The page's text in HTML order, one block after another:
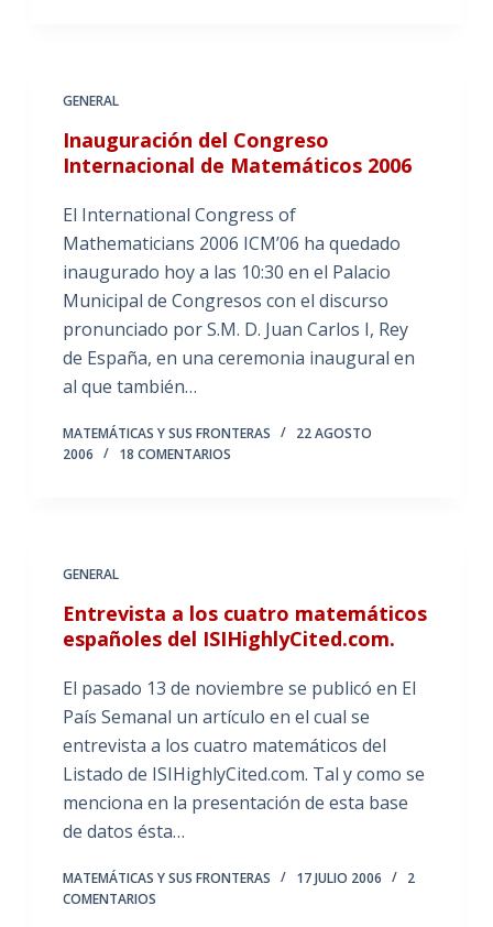
GENERAL
Inauguración del Congreso
Internacional de Matemáticos 2006
El International Congress of
Mathematicians 2006 ICM’06 ha quedado
inaugurado hoy a las 10:30 en el Palacio
Municipal de Congresos con el discurso
pronunciado por S.M. D. Juan Carlos I, Rey
de España, en una ceremonia inaugural en
al que también…
MATEMÁTICAS Y SUS FRONTERAS
22 AGOSTO
2006
18 COMENTARIOS
GENERAL
Entrevista a los cuatro matemáticos
españoles del ISIHighlyCited.com.
El pasado 13 de noviembre se publicó en El
País Semanal un artículo en el cual se
entrevista a los cuatro matemáticos del
Listado de ISIHighlyCited.com. Tal y como se
menciona en la presentación de esta base
de datos ésta…
MATEMÁTICAS Y SUS FRONTERAS 17 JULIO 2006
2
COMENTARIOS